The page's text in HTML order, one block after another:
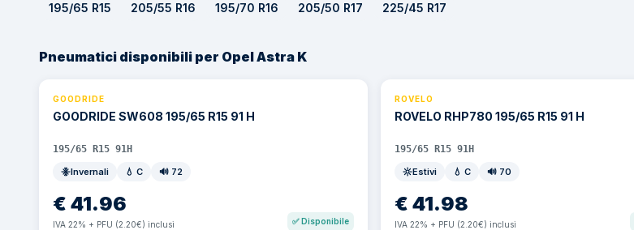
195/65 R15 205/55 R16 195/70 R16 205/50 R17 225/45 R17
Pneumatici disponibili per Opel Astra K
GOODRIDE
GOODRIDE SW608 195/65 R15 91 H
195/65 R15 91H
Invernali
💧 C 🔊 72
€ 41.96
IVA 22% + PFU (2.20€) inclusi ✅Disponibile
ROVELO
ROVELO RHP780 195/65 R15 91 H
195/65 R15 91H
Estivi
💧C 🔊 70
€41.98
IVA 22% + PFU (2.20€) inclusi